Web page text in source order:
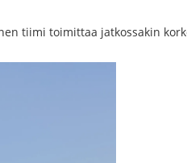
tiimi toimittaa jatkossakin